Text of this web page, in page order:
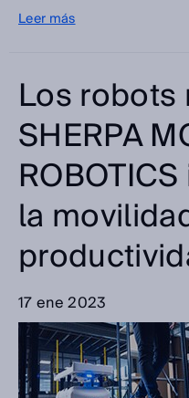
Leer más
Los
SHERPA
la
17 ene 2023